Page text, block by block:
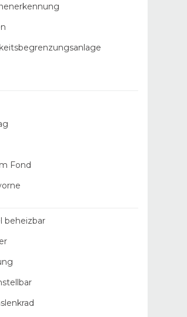
Fond
beheizbar